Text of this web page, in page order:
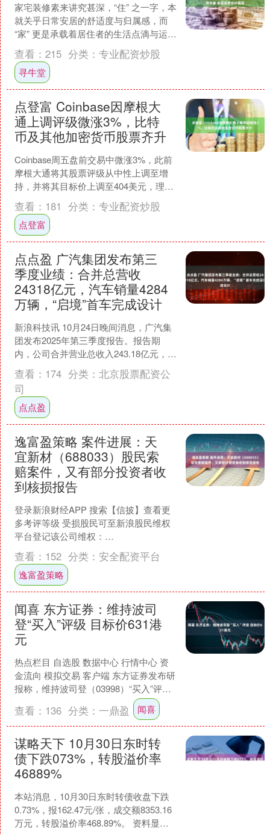
家宅装修素来讲究甚深，“住” 之一字，本
就关乎日常安居的舒适度与归属感，而
“家” 更是承载着居住者的生活点滴与运势
起伏，二者紧密相连、相辅相成。 正因
家宅布局....
查看： 215 分类： 专业配资炒股
寻牛堂
点登富 Coinbase因摩根大
通上调评级微涨3%，比特
币及其他加密货币股票齐升
Coinbase周五盘前交易中微涨3%，此前
摩根大通将其股票评级从中性上调至增
持，并将其目标价上调至404美元，理由
是该公司订阅服务部门和去中心化金融
平台的发展....
查看： 181 分类： 专业配资炒股
点登富
点点盈 广汽集团发布第三
季度业绩：合并总营收
24318亿元，汽车销量4284
万辆，“启境”首车完成设计
新浪科技讯 10月24日晚间消息，广汽集
团发布2025年第三季度报告。报告期
内，公司合并营业总收入243.18亿元，环
比上涨6.98%，全集团汽车销量达42.8....
查看： 174 分类： 北京股票配资公
司
点点盈
逸富盈策略 案件进展：天
宜新材（688033）股民索
赔案件，又有部分投资者收
到核损报告
登录新浪财经APP 搜索【信披】查看更
多考评等级 受损股民可至新浪股民维权
平台登记该公司维权：
http://wq.finance.sina.com.cn/ 关注....
查看： 152 分类： 安全配资平台
逸富盈策略
闻喜 东方证券：维持波司
登“买入”评级 目标价631港
元
热点栏目 自选股 数据中心 行情中心 资
金流向 模拟交易 客户端 东方证券发布研
报称，维持波司登（03998）“买入”评
级，目标价6.31港元。根据草根跟踪，
近....
查看： 136 分类： 一鼎盈 闻喜
谋略天下 10月30日东时转
债下跌073%，转股溢价率
46889%
本站消息，10月30日东时转债收盘下跌
0.73%，报162.47元/张，成交额8353.16
万元，转股溢价率468.89%。 资料显